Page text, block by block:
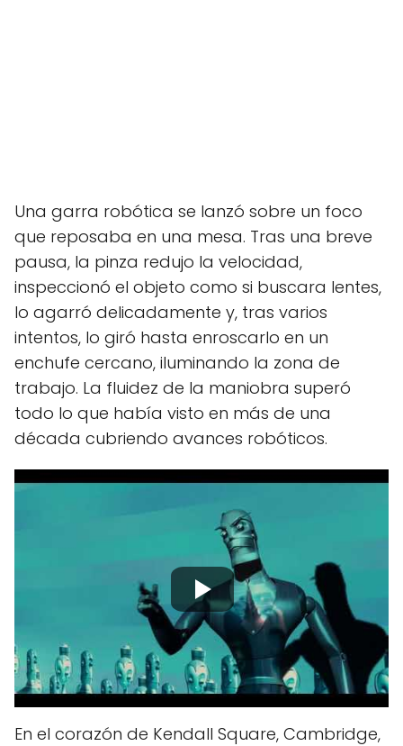
Una garra robótica se lanzó sobre un foco
que reposaba en una mesa. Tras una breve
pausa, la pinza redujo la velocidad,
inspeccionó el objeto como si buscara lentes,
lo agarró delicadamente y, tras varios
intentos, lo giró hasta enroscarlo en un
enchufe cercano, iluminando la zona de
trabajo. La fluidez de la maniobra superó
todo lo que había visto en más de una
década cubriendo avances robóticos.
En el corazón de Kendall Square, Cambridge,